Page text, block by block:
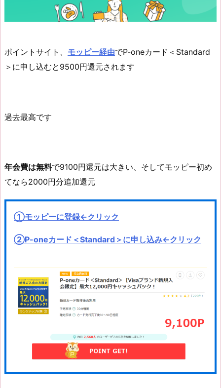
ポイントサイト、 モッピー経由でP-oneカード＜Standard
＞に申し込むと9500円還元されます
過去最高です
年会費は無料で9100円還元は大きい、そしてモッピー初め
てなら2000円分追加還元
①モッピーに登録←クリック
②P-oneカード＜Standard＞に申し込み←クリック